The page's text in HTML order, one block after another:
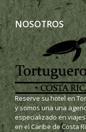
NOSOTROS
Reserve su hotel en
y somos una una
especializado en
en el Caribe de Costa